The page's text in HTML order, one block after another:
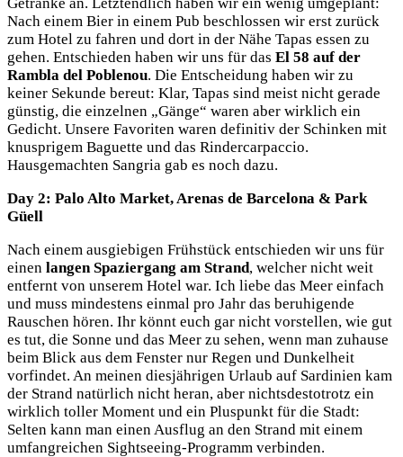
Nach einem Bier in einem Pub beschlossen wir erst zurück
zum Hotel zu fahren und dort in der Nähe Tapas essen zu
gehen. Entschieden haben wir uns für das El 58 auf der
Rambla del Poblenou. Die Entscheidung haben wir zu
keiner Sekunde bereut: Klar, Tapas sind meist nicht gerade
günstig, die einzelnen „Gänge“ waren aber wirklich ein
Gedicht. Unsere Favoriten waren definitiv der Schinken mit
knusprigem Baguette und das Rindercarpaccio.
Hausgemachten Sangria gab es noch dazu.
Day 2: Palo Alto Market, Arenas de Barcelona & Park
Güell
Nach einem ausgiebigen Frühstück entschieden wir uns für
einen langen Spaziergang am Strand, welcher nicht weit
entfernt von unserem Hotel war. Ich liebe das Meer einfach
und muss mindestens einmal pro Jahr das beruhigende
Rauschen hören. Ihr könnt euch gar nicht vorstellen, wie gut
es tut, die Sonne und das Meer zu sehen, wenn man zuhause
beim Blick aus dem Fenster nur Regen und Dunkelheit
vorfindet. An meinen diesjährigen Urlaub auf Sardinien kam
der Strand natürlich nicht heran, aber nichtsdestotrotz ein
wirklich toller Moment und ein Pluspunkt für die Stadt:
Selten kann man einen Ausflug an den Strand mit einem
umfangreichen Sightseeing-Programm verbinden.